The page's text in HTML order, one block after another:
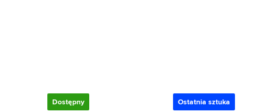
Dostępny Ostatnia sztuka